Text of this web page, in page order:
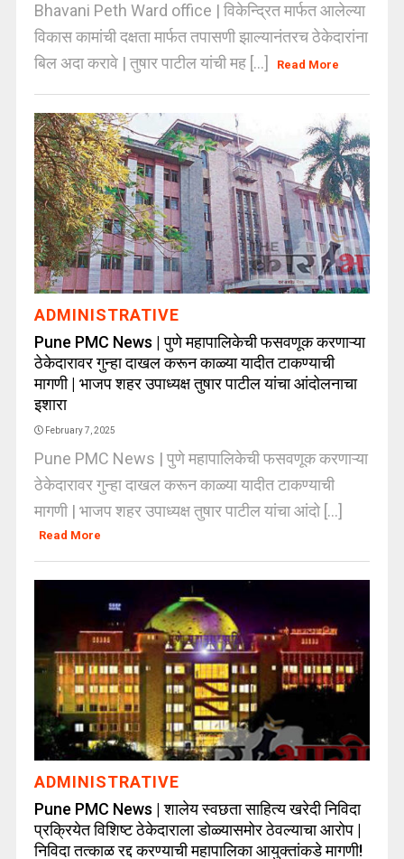
Bhavani Peth Ward office | विकेन्द्रित मार्फत आलेल्या
विकास कामांची दक्षता मार्फत तपासणी झाल्यानंतरच ठेकेदारांना
बिल अदा करावे | तुषार पाटील यांची मह [...]
Read More
ADMINISTRATIVE
Pune PMC News | पुणे महापालिकेची फसवणूक करणाऱ्या
ठेकेदारावर गुन्हा दाखल करून काळ्या यादीत टाकण्याची
मागणी | भाजप शहर उपाध्यक्ष तुषार पाटील यांचा आंदोलनाचा
इशारा
February 7, 2025
Pune PMC News | पुणे महापालिकेची फसवणूक करणाऱ्या
ठेकेदारावर गुन्हा दाखल करून काळ्या यादीत टाकण्याची
मागणी | भाजप शहर उपाध्यक्ष तुषार पाटील यांचा आंदो [...]
Read More
ADMINISTRATIVE
Pune PMC News | शालेय स्वछता साहित्य खरेदी निविदा
प्रक्रियेत विशिष्ट ठेकेदाराला डोळ्यासमोर ठेवल्याचा आरोप |
निविदा तत्काळ रद्द करण्याची महापालिका आयुक्तांकडे मागणी!